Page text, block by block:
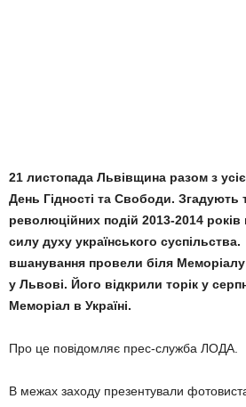
21 листопада Львівщина разом з
День Гідності та Свободи. Згадують
революційних подій 2013-2014
силу духу українського
вшанування провели біля Меморіалу
у Львові. Його відкрили торік у
Меморіал в Україні.
Про це повідомляє прес-служба ЛОДА.
В межах заходу презентували